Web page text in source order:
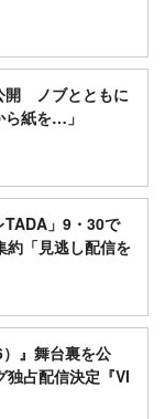
開 ノブとともに
ら紙を…」
TADA」9・30で
「見逃し配信を
』舞台裏を公
占配信決定『VI